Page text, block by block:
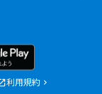
利用規約